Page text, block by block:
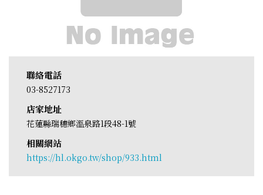
聯絡電話
03-8527173
店家地址
花蓮縣瑞穗鄉溫泉路1段48-1號
相關網站
https://hl.okgo.tw/shop/933.html